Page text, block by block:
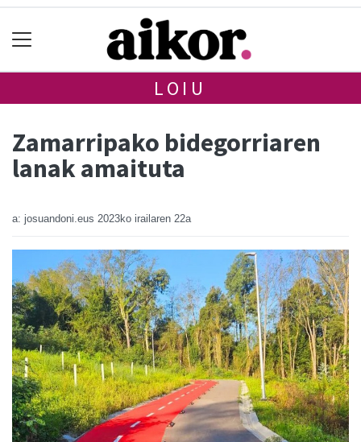
LOIU
Zamarripako bidegorriaren
lanak amaituta
a: josuandoni.eus 2023ko irailaren 22a